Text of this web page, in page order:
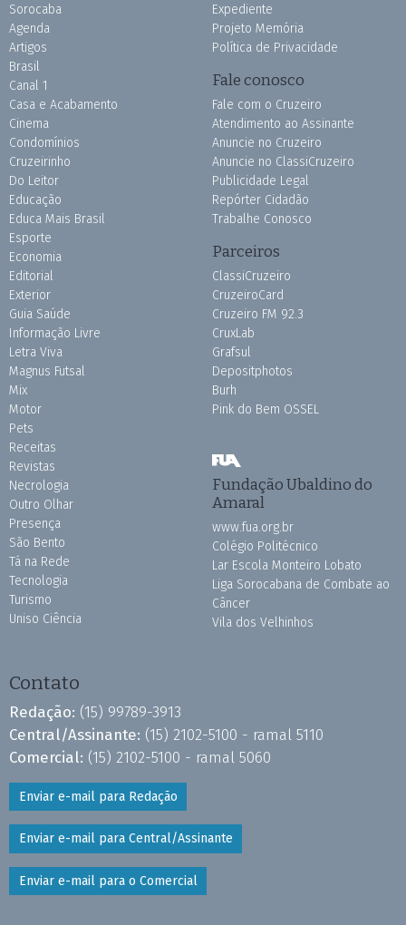
Sorocaba
Agenda
Artigos
Brasil
Canal 1
Casa e Acabamento
Cinema
Condomínios
Cruzeirinho
Do Leitor
Educação
Educa Mais Brasil
Esporte
Economia
Editorial
Exterior
Guia Saúde
Informação Livre
Letra Viva
Magnus Futsal
Mix
Motor
Pets
Receitas
Revistas
Necrologia
Outro Olhar
Presença
São Bento
Tá na Rede
Tecnologia
Turismo
Uniso Ciência
Expediente
Projeto Memória
Política de Privacidade
Fale conosco
Fale com o Cruzeiro
Atendimento ao Assinante
Anuncie no Cruzeiro
Anuncie no ClassiCruzeiro
Publicidade Legal
Repórter Cidadão
Trabalhe Conosco
Parceiros
ClassiCruzeiro
CruzeiroCard
Cruzeiro FM 92.3
CruxLab
Grafsul
Depositphotos
Burh
Pink do Bem OSSEL
Fundação Ubaldino do
Amaral
www.fua.org.br
Colégio Politécnico
Lar Escola Monteiro Lobato
Liga Sorocabana de Combate ao
Câncer
Vila dos Velhinhos
Contato
Redação: (15) 99789-3913
Central/Assinante: (15) 2102-5100 - ramal 5110
Comercial: (15) 2102-5100 - ramal 5060
Enviar e-mail para Redação
Enviar e-mail para Central/Assinante
Enviar e-mail para o Comercial